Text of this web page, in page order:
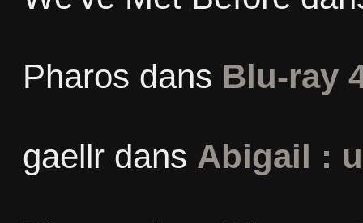
Pharos dans Blu-ray
gaellrdans Abigail :